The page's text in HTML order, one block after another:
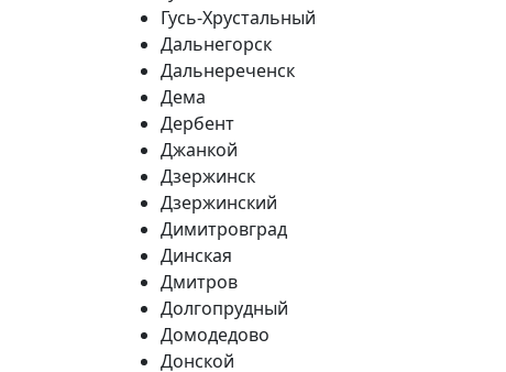
Гусь-Хрустальный
Дальнегорск
Дальнереченск
Дема
Дербент
Джанкой
Дзержинск
Дзержинский
Димитровград
Динская
Дмитров
Долгопрудный
Домодедово
Донской